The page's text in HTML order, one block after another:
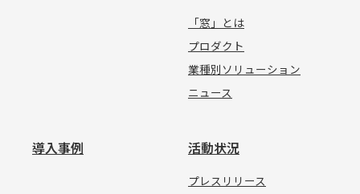
「窓」とは
プロダクト
業種別ソリューション
ニュース
導入事例 活動状況
プレスリリース